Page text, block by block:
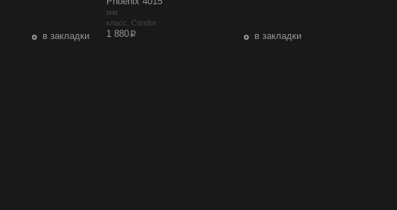
в закладки
мм
класс, Condor
1 880p в закладки